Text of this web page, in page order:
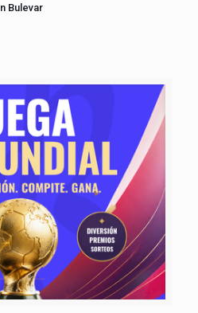
Bulevar